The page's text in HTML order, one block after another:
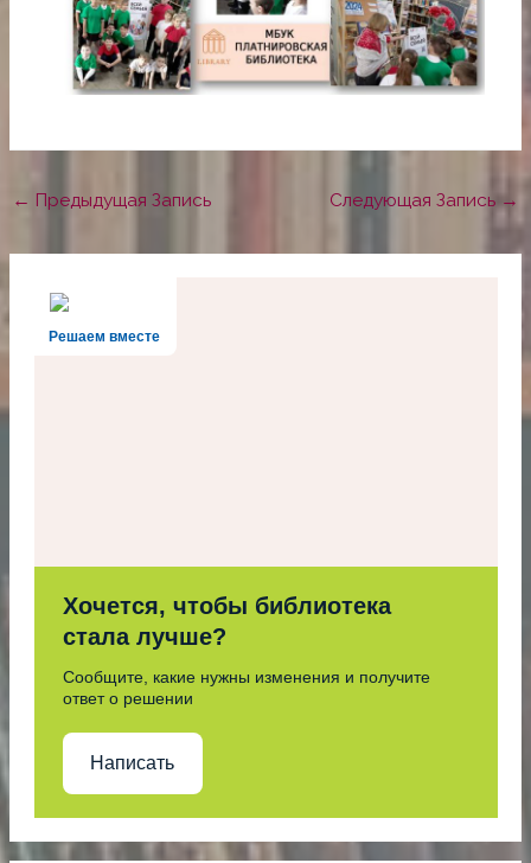
← Предыдущая Запись Следующая Запись →
Решаем вместе
Хочется, чтобы библиотека
стала лучше?
Сообщите, какие нужны изменения и получите
ответ о решении
Написать